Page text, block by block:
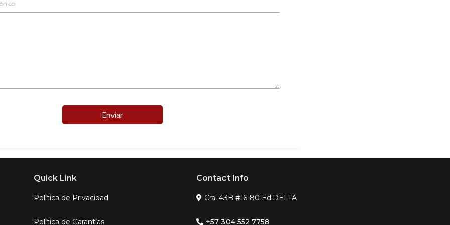
Enviar
Quick Link
Política de Privacidad
Política de Garantías
Contact Info
Cra. 43B #16-80 Ed.DELTA
+57 304 552 7758